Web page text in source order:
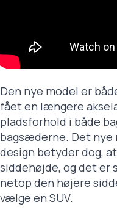
Den nye model er
fået en længere
pladsforhold i både
bagsæderne. Det nye
design betyder dog,
siddehøjde, og det er
netop den højere
vælge en SUV.